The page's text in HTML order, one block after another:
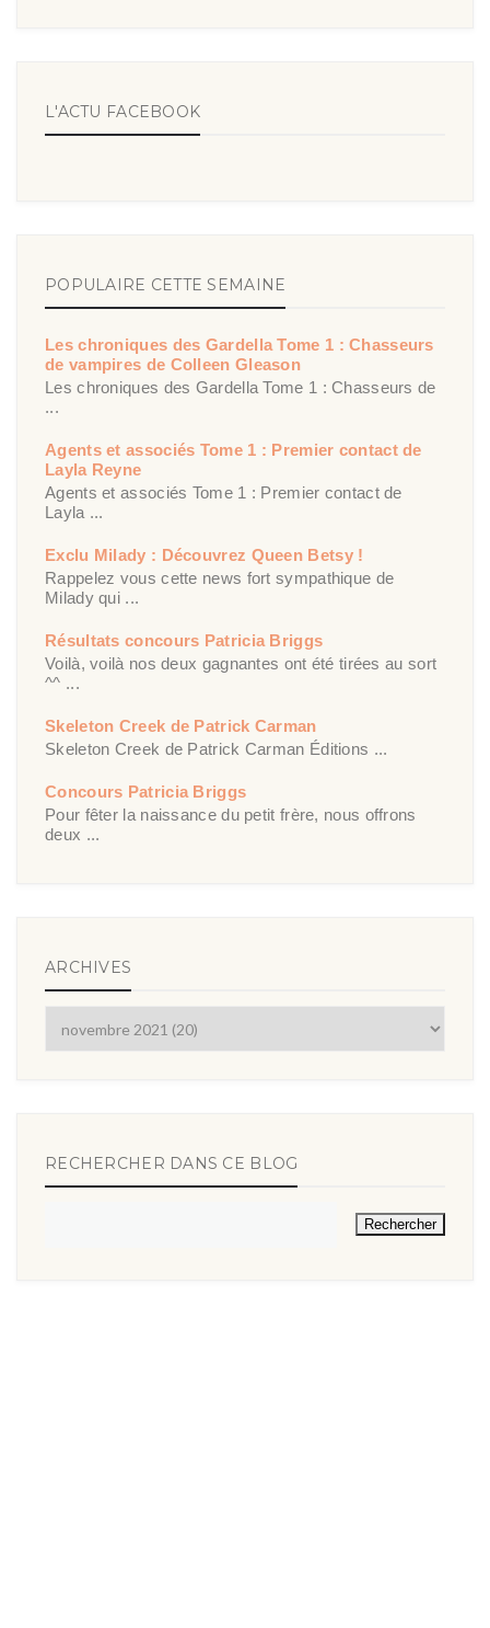
L'ACTU FACEBOOK
POPULAIRE CETTE SEMAINE
Les chroniques des Gardella Tome 1 : Chasseurs
de vampires de Colleen Gleason
Les chroniques des Gardella Tome 1 : Chasseurs de
...
Agents et associés Tome 1 : Premier contact de
Layla Reyne
Agents et associés Tome 1 : Premier contact de
Layla ...
Exclu Milady : Découvrez Queen Betsy !
Rappelez vous cette news fort sympathique de
Milady qui ...
Résultats concours Patricia Briggs
Voilà, voilà nos deux gagnantes ont été tirées au sort
^^ ...
Skeleton Creek de Patrick Carman
Skeleton Creek de Patrick Carman Éditions ...
Concours Patricia Briggs
Pour fêter la naissance du petit frère, nous offrons
deux ...
ARCHIVES
RECHERCHER DANS CE BLOG